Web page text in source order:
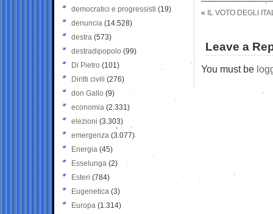
« IL VOTO DEGLI
Leave a
You must be
democratici e progressisti (19)
denuncia (14.528)
destra (573)
destradipopolo (99)
Di Pietro (101)
Diritti civili (276)
don Gallo (9)
economia (2.331)
elezioni (3.303)
emergenza (3.077)
Energia (45)
Esselunga (2)
Esteri (784)
Eugenetica (3)
Europa (1.314)